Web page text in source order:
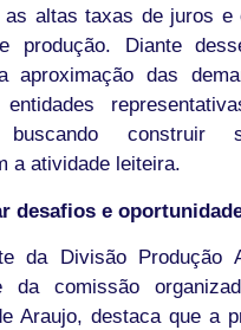
as altas taxas de juros e
produção. Diante
aproximação das
buscando construir
a atividade leiteira.
desafios e
da Divisão Produção
da comissão
Araujo, destaca que a